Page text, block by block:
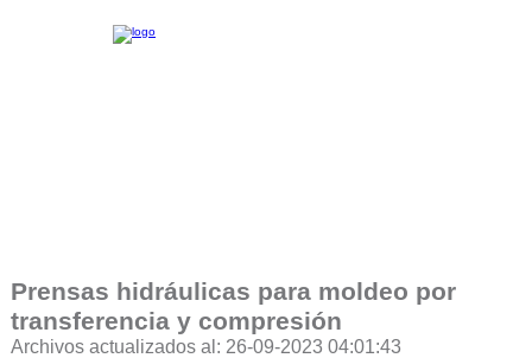
Prensas hidráulicas para moldeo por
transferencia y compresión
Archivos actualizados al: 26-09-2023 04:01:43